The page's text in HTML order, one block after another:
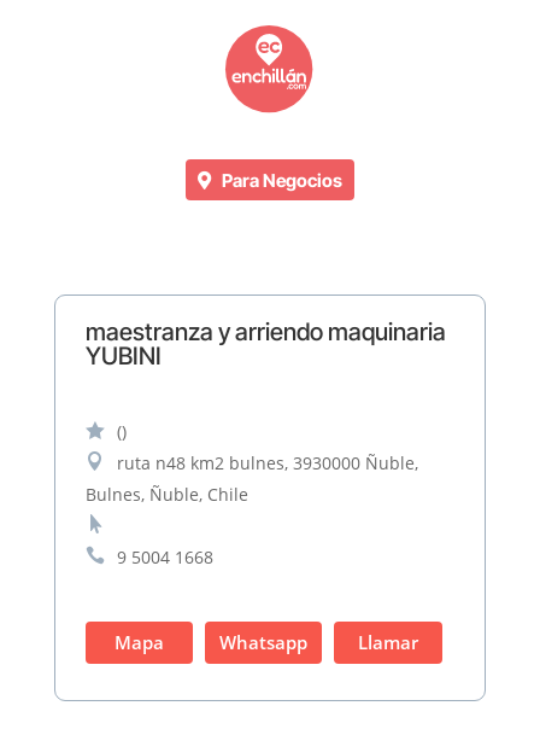
Para Negocios
maestranza y arriendo maquinaria
YUBINI
 ()

ruta n48 km2 bulnes, 3930000 Ñuble,
Bulnes, Ñuble, Chile


9 5004 1668
Mapa Whatsapp Llamar